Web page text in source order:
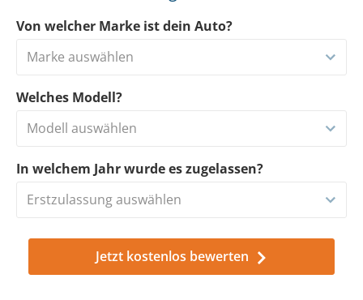
Von welcher Marke ist dein Auto?
Marke auswählen
Welches Modell?
Modell auswählen
In welchem Jahr wurde es zugelassen?
Erstzulassung auswählen
Jetzt kostenlos bewerten